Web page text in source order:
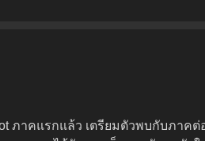
าคแรกแล้ว เตรียมตัวพบกับภาคต่